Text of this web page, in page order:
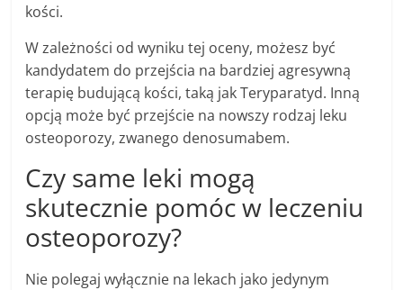
kości.
W zależności od wyniku tej oceny, możesz być
kandydatem do przejścia na bardziej agresywną
terapię budującą kości, taką jak Teryparatyd. Inną
opcją może być przejście na nowszy rodzaj leku
osteoporozy, zwanego denosumabem.
Czy same leki mogą
skutecznie pomóc w leczeniu
osteoporozy?
Nie polegaj wyłącznie na lekach jako jedynym